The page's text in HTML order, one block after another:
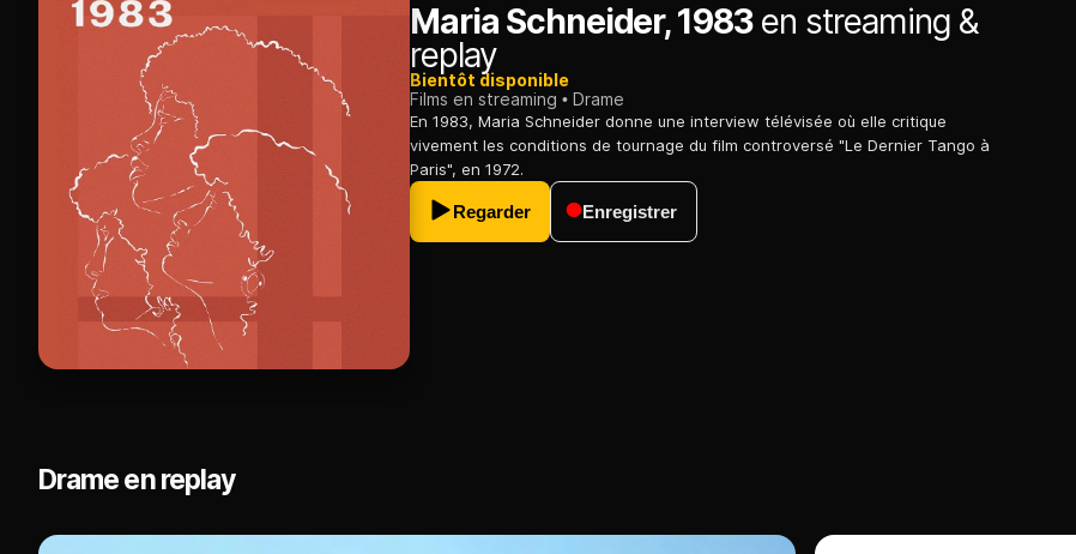
Maria Schneider, 1983en streaming &
replay
Bientôt disponible
Films en streaming
Drame
En 1983, Maria Schneider donne une interview télévisée où elle critique
vivement les conditions de tournage du film controversé "Le Dernier Tango à
Paris", en 1972.
Regarder Enregistrer
Drame en replay